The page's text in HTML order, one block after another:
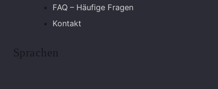
FAQ – Häufige Fragen
Kontakt
Sprachen